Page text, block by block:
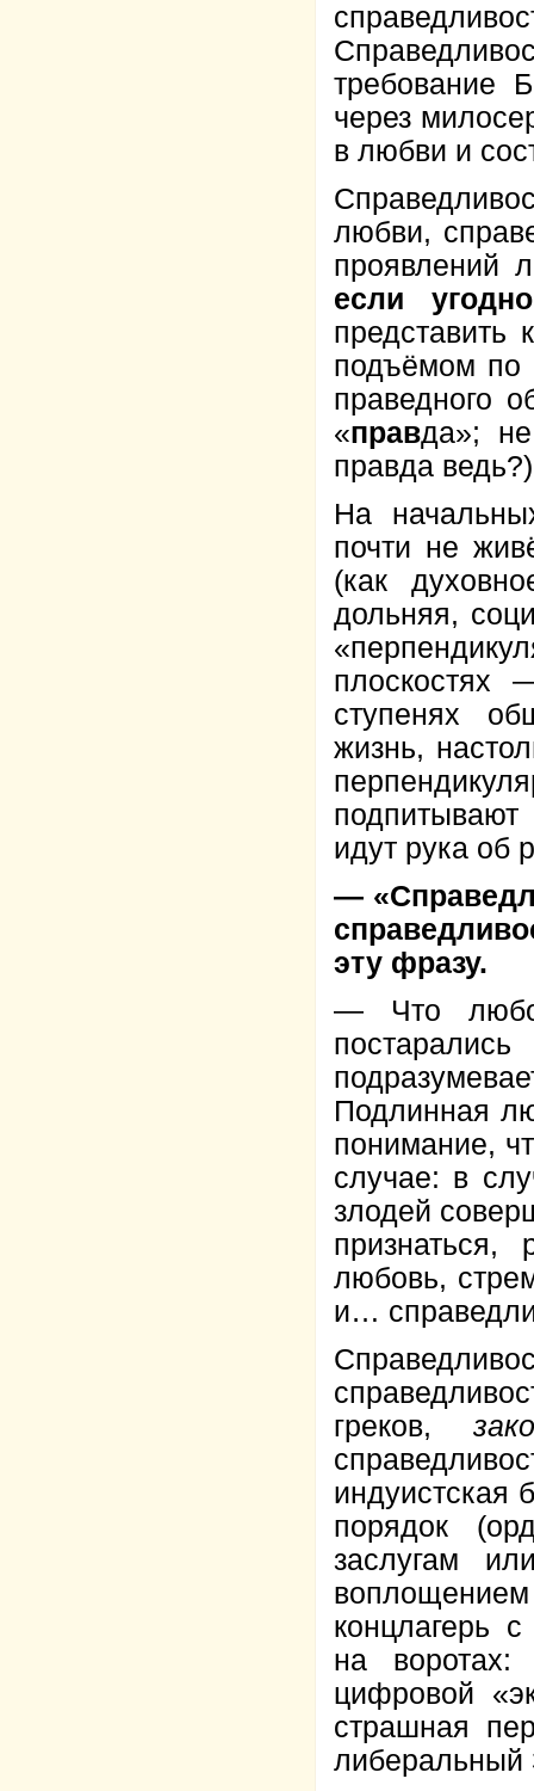
требование
через
в любви и
любви,
проявлений
если
представить
подъёмом по
праведного
«правда»;
правда
На
почти не
(как
дольняя,
плоскостях
ступенях
жизнь,
идут рука об
—
эту фразу.
— Что
Подлинная
понимание,
случае: в
злодей
признаться,
любовь,
и…
греков,
индуистская
порядок
заслугам
конц­лагерь
на
цифровой
страшная
либеральный